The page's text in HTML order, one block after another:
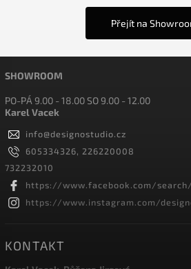
Přejít na
SHOWROOM
PO-PÁ 9.00 - 18.00 SO 9.00 - 12.00
Karel Vacek
info@designostudio.cz
605334326, 226220008
732232010
https://www.facebook.com/
https://www.instagram.com/
KONTAKT